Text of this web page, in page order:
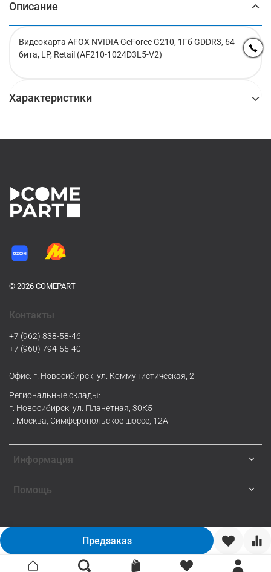
Предзаказ
Описание
Видеокарта AFOX NVIDIA GeForce G210, 1Гб GDDR3, 64
бита, LP, Retail (AF210-1024D3L5-V2)
Характеристики
© 2026 COMEPART
Информация
Помощь
Контакты
+7 (962) 838-58-46
+7 (960) 794-55-40
Офис: г. Новосибирск, ул. Коммунистическая, 2
Региональные склады:
г. Новосибирск, ул. Планетная, 30К5
г. Москва, Симферопольское шоссе, 12А